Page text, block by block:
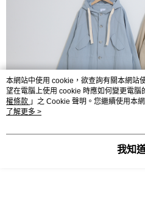
本網站中使用 cookie，欲查詢有關本網站
望在電腦上使用 cookie 時應如何變更電腦
權條款 」之 Cookie 聲明。您繼續使用本
用條款之 Cookie 聲明使用 cookie。
了解更多 >
我知